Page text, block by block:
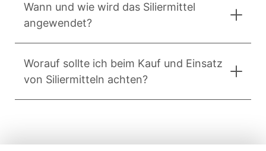
Wann und wie wird das Siliermittel
angewendet?
Worauf sollte ich beim Kauf und Einsatz
von Siliermitteln achten?